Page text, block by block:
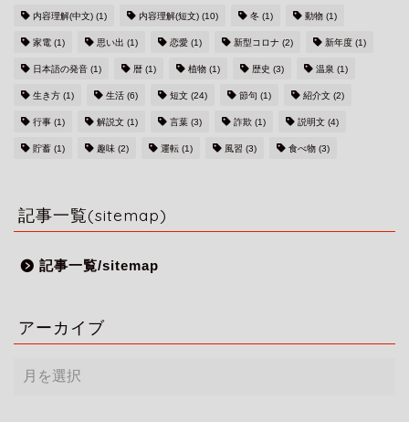
内容理解(中文) (1) 内容理解(短文) (10) 冬 (1) 動物 (1)
家電 (1) 思い出 (1) 恋愛 (1) 新型コロナ (2) 新年度 (1)
日本語の発音 (1) 暦 (1) 植物 (1) 歴史 (3) 温泉 (1)
生き方 (1) 生活 (6) 短文 (24) 節句 (1) 紹介文 (2)
行事 (1) 解説文 (1) 言葉 (3) 詐欺 (1) 説明文 (4)
貯蓄 (1) 趣味 (2) 運転 (1) 風習 (3) 食べ物 (3)
記事一覧(sitemap)
記事一覧/sitemap
アーカイブ
ー